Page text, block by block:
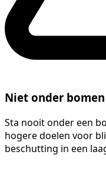
Niet onder bomen
Sta nooit onder een
hogere doelen voor
beschutting in een